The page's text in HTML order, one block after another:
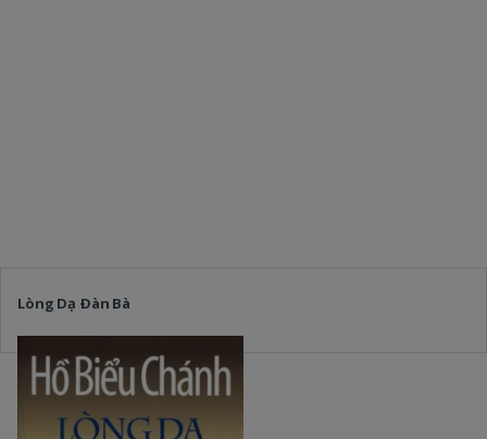
Lòng Dạ Ðàn Bà